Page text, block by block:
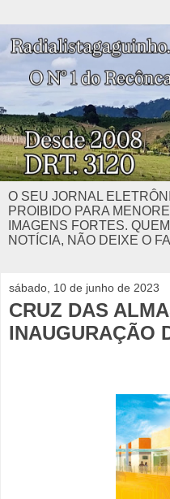
O SEU JORNAL
PROIBIDO PARA
IMAGENS FORTES.
NOTÍCIA, NÃO DEIXE O
sábado, 10 de junho de 2023
CRUZ DAS
INAUGURAÇÃO